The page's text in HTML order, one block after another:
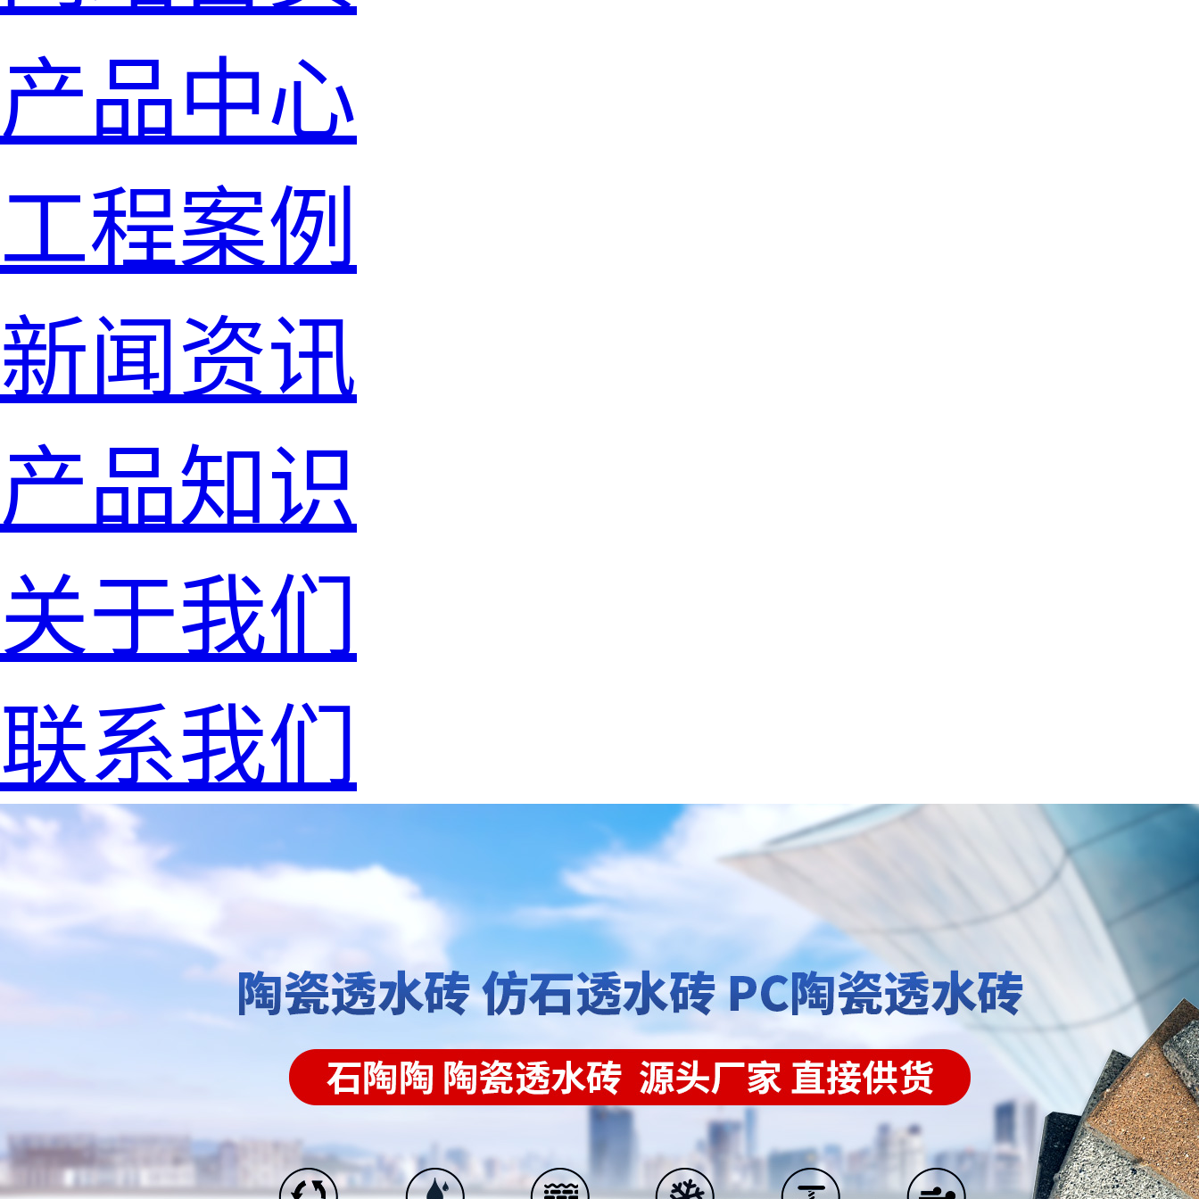
产品中心
工程案例
新闻资讯
产品知识
关于我们
联系我们